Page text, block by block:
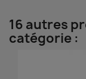
16 autres
catégorie :